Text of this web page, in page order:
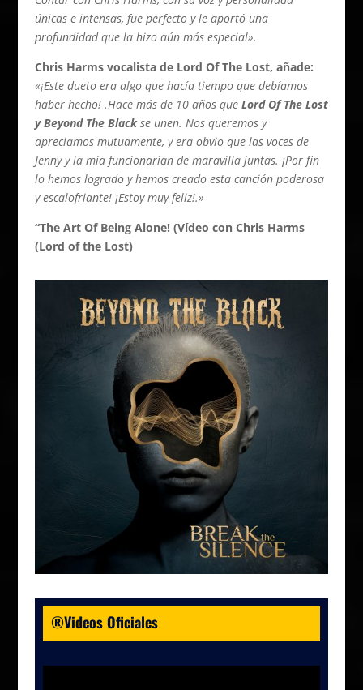
únicas e intensas, fue perfecto y le aportó una
profundidad que la hizo aún más especial».
Chris Harms vocalista de Lord Of The Lost, añade:
«¡Este dueto era algo que hacía tiempo que debíamos
haber hecho! .Hace más de 10 años que Lord Of The Lost
y Beyond The Blackse unen. Nos queremos y
apreciamos mutuamente, y era obvio que las voces de
Jenny y la mía funcionarían de maravilla juntas. ¡Por fin
lo hemos logrado y hemos creado esta canción poderosa
y escalofriante! ¡Estoy muy feliz!.»
“The Art Of Being Alone! (Vídeo con Chris Harms
(Lord of the Lost)
®Videos Oficiales